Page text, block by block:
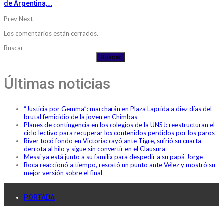
de Argentina,…
PrevNext
Los comentarios están cerrados.
Buscar
Buscar
Últimas noticias
“Justicia por Gemma”: marcharán en Plaza Laprida a diez días del
brutal femicidio de la joven en Chimbas
Planes de contingencia en los colegios de la UNSJ: reestructuran el
ciclo lectivo para recuperar los contenidos perdidos por los paros
River tocó fondo en Victoria: cayó ante Tigre, sufrió su cuarta
derrota al hilo y sigue sin convertir en el Clausura
Messi ya está junto a su familia para despedir a su papá Jorge
Boca reaccionó a tiempo, rescató un punto ante Vélez y mostró su
mejor versión sobre el final
PORTADA